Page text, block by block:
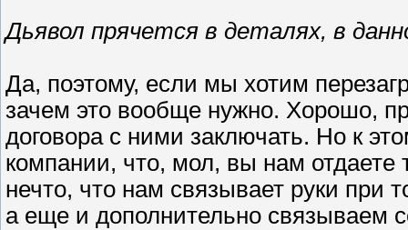
Дьявол прячется в деталях, в
Да, поэтому, если мы хотим
зачем это вообще нужно. Хорошо,
договора с ними заключать. Но к
компании, что, мол, вы нам
нечто, что нам связывает руки при
а еще и дополнительно связываем